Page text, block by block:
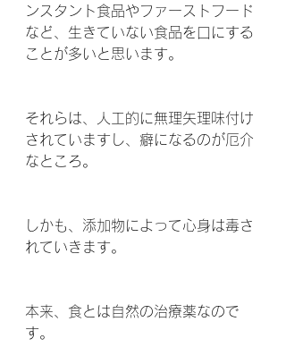
ンスタント食品やファーストフード
など、生きていない食品を口にする
ことが多いと思います。
それらは、人工的に無理矢理味付け
されていますし、癖になるのが厄介
なところ。
しかも、添加物によって心身は毒さ
れていきます。
本来、食とは自然の治療薬なので
す。